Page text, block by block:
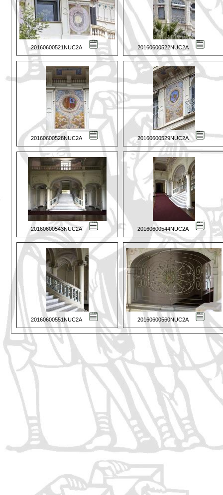
20160600521NUC2A 20160600522NUC2A
20160600528NUC2A 20160600529NUC2A
20160600543NUC2A 20160600544NUC2A
20160600551NUC2A 20160600560NUC2A